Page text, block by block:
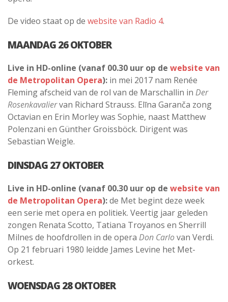
De video staat op de website van Radio 4.
MAANDAG 26 OKTOBER
Live in HD-online (vanaf 00.30 uur op de website van
de Metropolitan Opera): in mei 2017 nam Renée
Fleming afscheid van de rol van de Marschallin in Der
Rosenkavaliervan Richard Strauss. Elīna Garanča zong
Octavian en Erin Morley was Sophie, naast Matthew
Polenzani en Günther Groissböck. Dirigent was
Sebastian Weigle.
DINSDAG 27 OKTOBER
Live in HD-online (vanaf 00.30 uur op de website van
de Metropolitan Opera):de Met begint deze week
een serie met opera en politiek. Veertig jaar geleden
zongen Renata Scotto, Tatiana Troyanos en Sherrill
Milnes de hoofdrollen in de opera Don Carlovan Verdi.
Op 21 februari 1980 leidde James Levine het Met-
orkest.
WOENSDAG 28 OKTOBER